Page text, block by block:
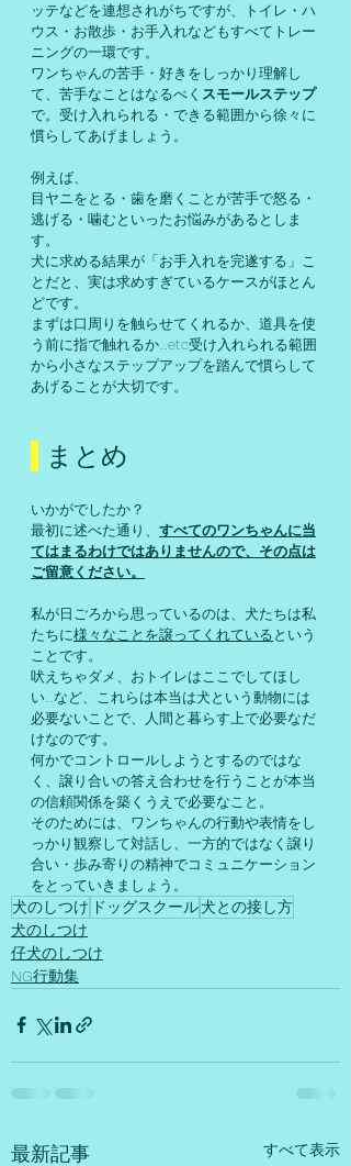
ッテなどを連想されがちですが、トイレ・ハ
ウス・お散歩・お手入れなどもすべてトレー
ニングの一環です。
ワンちゃんの苦手・好きをしっかり理解し
て、苦手なことはなるべく スモールステップ
で。受け入れられる・できる範囲から徐々に
慣らしてあげましょう。
例えば、
目ヤニをとる・歯を磨くことが苦手で怒る・
逃げる・噛むといったお悩みがあるとしま
す。
犬に求める結果が「お手入れを完遂する」こ
とだと、実は求めすぎているケースがほとん
どです。
まずは口周りを触らせてくれるか、道具を使
う前に指で触れるか…etc受け入れられる範囲
から小さなステップアップを踏んで慣らして
あげることが大切です。
まとめ
いかがでしたか？
最初に述べた通り、 すべてのワンちゃんに当
てはまるわけではありませんので、その点は
ご留意ください。
私が日ごろから思っているのは、犬たちは私
たちに様々なことを譲ってくれている という
ことです。
吠えちゃダメ、おトイレはここでしてほし
い…など、これらは本当は犬という動物には
必要ないことで、人間と暮らす上で必要なだ
けなのです。
何かでコントロールしようとするのではな
く、譲り合いの答え合わせを行うことが本当
の信頼関係を築くうえで必要なこと。
そのためには、ワンちゃんの行動や表情をし
っかり観察して対話し、一方的ではなく譲り
合い・歩み寄りの精神でコミュニケーション
をとっていきましょう。
犬のしつけ ドッグスクール犬との接し方
犬のしつけ
仔犬のしつけ
NG行動集
最新記事 すべて表示